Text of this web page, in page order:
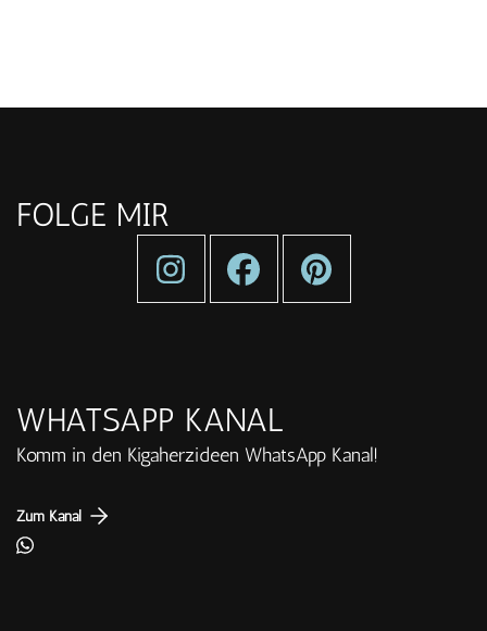
FOLGE MIR
WHATSAPP KANAL
Komm in den Kigaherzideen WhatsApp Kanal!
Zum Kanal